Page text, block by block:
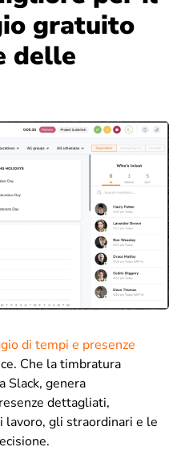
gratuito
delle
di tempi e presenze
Che la timbratura
Slack, genera
dettagliati,
lavoro, gli straordinari e le